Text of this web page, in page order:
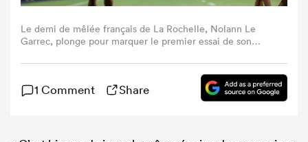
Le demi de mêlée français de La Rochelle, Nolann Le
Garrec, plonge pour marquer le premier essai de son
(La Rochelle) et le Stade Français Paris, au stade Marcel-
Deflandre de La Rochelle, dans l'ouest de la France, le 6
juin 2026. (Photo de XAVIER LEOTY / AFP via Getty
1 Comment Share